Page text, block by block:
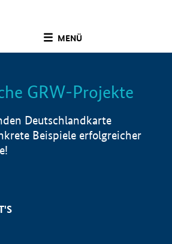
MENÜ
Info
GRW-Projekte
Deutschlandkarte
Beispiele erfolgreicher